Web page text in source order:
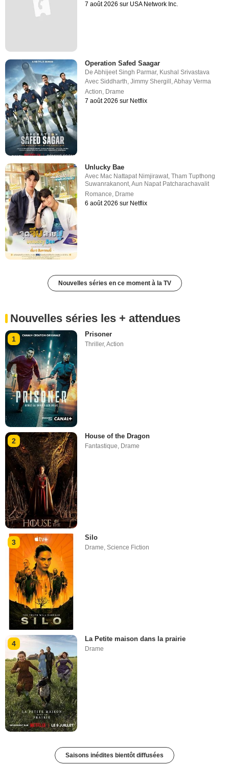
7 août 2026 sur USA Network Inc.
Operation Safed Saagar
DeAbhijeet Singh Parmar, Kushal Srivastava
AvecSiddharth ,Jimmy Shergill ,Abhay Verma
Action Drame
7 août 2026 sur Netflix
Unlucky Bae
Avec Mac Nattapat Nimjirawat,Tham Tupthong
Suwanrakanont,Aun Napat Patcharachavalit
Romance, Drame
6 août 2026 sur Netflix
Nouvelles séries en ce moment à la TV
Nouvelles séries les + attendues
1
Prisoner
Thriller,Action
2
House of the Dragon
Fantastique Drame
3
Silo
Drame,Science Fiction
4
La Petite maison dans la prairie
Drame
Saisons inédites bientôt diffusées